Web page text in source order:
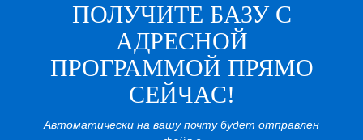
ПОЛУЧИТЕ БАЗУ С
АДРЕСНОЙ
ПРОГРАММОЙ ПРЯМО
СЕЙЧАС!
Автоматически на вашу почту будет отправлен